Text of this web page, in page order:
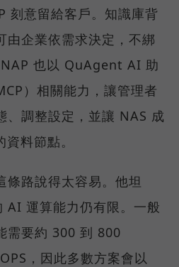
刻意留給客戶。知識庫背
由企業依需求決定，不綁
也以 QuAgent AI 助
）相關能力，讓管理者
、調整設定，並讓 NAS 成
料節點。
條路說得太容易。他坦
AI 運算能力仍有限。一般
需要約 300 到 800
，因此多數方案會以